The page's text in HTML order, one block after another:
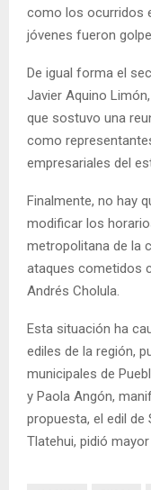
como los ocurridos
jóvenes fueron
De igual forma el
Javier Aquino
que sostuvo una
como
empresariales del
Finalmente, no hay
modificar los
metropolitana de la
ataques cometidos
Andrés Cholula.
Esta situación ha
ediles de la región,
municipales de
y Paola Angón,
propuesta, el edil de
Tlatehui, pidió